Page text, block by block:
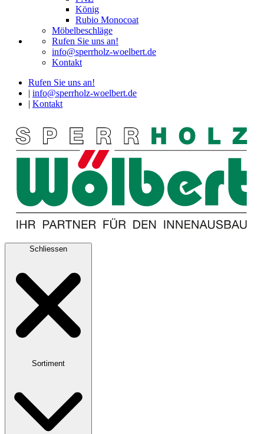
König
Rubio Monocoat
Möbelbeschläge
Rufen Sie uns an!
info@sperrholz-woelbert.de
Kontakt
Rufen Sie uns an!
info@sperrholz-woelbert.de
Kontakt
Schliessen
Sortiment